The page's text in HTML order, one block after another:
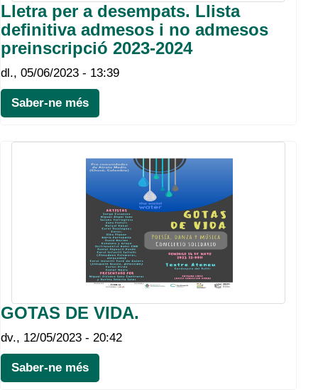
Lletra per a desempats. Llista
definitiva admesos i no admesos
preinscripció 2023-2024
dl., 05/06/2023 - 13:39
Saber-ne més
GOTAS DE VIDA.
dv., 12/05/2023 - 20:42
Saber-ne més